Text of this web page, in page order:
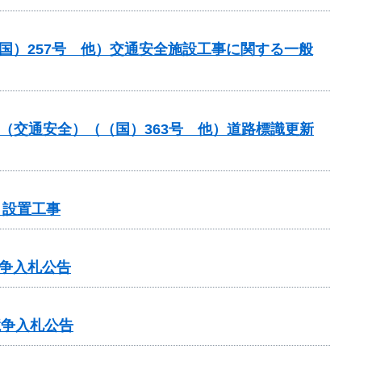
）257号 他）交通安全施設工事に関する一般
交通安全）（（国）363号 他）道路標識更新
置工事
入札公告
入札公告